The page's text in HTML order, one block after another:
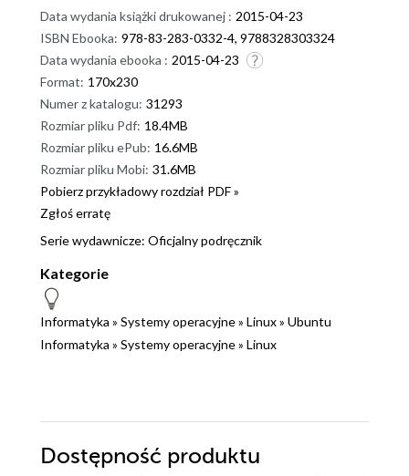
Data wydania książki drukowanej : 2015-04-23
ISBN Ebooka: 978-83-283-0332-4, 9788328303324
Data wydania ebooka : 2015-04-23
Format: 170x230
Numer z katalogu: 31293
Rozmiar pliku Pdf: 18.4MB
Rozmiar pliku ePub: 16.6MB
Rozmiar pliku Mobi: 31.6MB
Pobierz przykładowy rozdział PDF »
Zgłoś erratę
Serie wydawnicze: Oficjalny podręcznik
Kategorie
Informatyka » Systemy operacyjne» Linux» Ubuntu
Informatyka » Systemy operacyjne» Linux
Dostępność produktu